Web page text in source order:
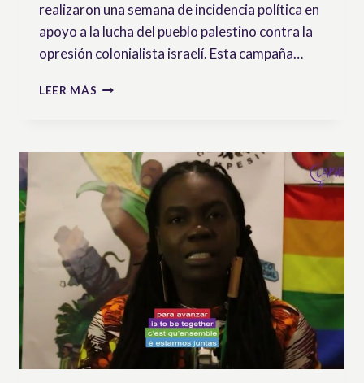
realizaron una semana de incidencia política en
apoyo a la lucha del pueblo palestino contra la
opresión colonialista israelí. Esta campaña…
LEER MÁS PALESTINA
SOBERANÍA
ALIMENTARIA
SIN
SOBERANÍA
NACIONAL